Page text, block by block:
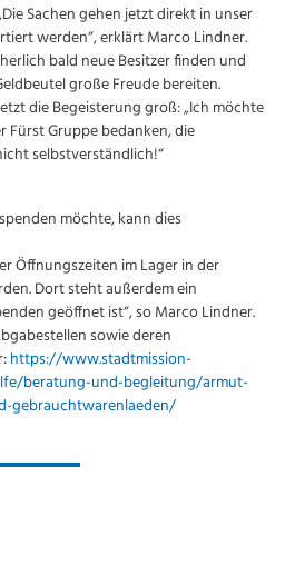
Sachen gehen jetzt direkt in unser
werden“, erklärt Marco Lindner.
bald neue Besitzer finden und
große Freude bereiten.
die Begeisterung groß: „Ich möchte
Fürst Gruppe bedanken, die
selbstverständlich!“
möchte, kann dies
Öffnungszeiten im Lager in der
Dort steht außerdem ein
geöffnet ist“, so Marco Lindner.
sowie deren
https://www.stadtmission-
beratung-und-begleitung/armut-
gebrauchtwarenlaeden/